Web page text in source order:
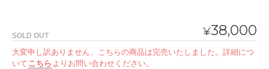
¥38,000
SOLD OUT
大変申し訳ありません、こちらの商品は完売いたしました。詳細につ
いて こちら よりお問い合わせください。